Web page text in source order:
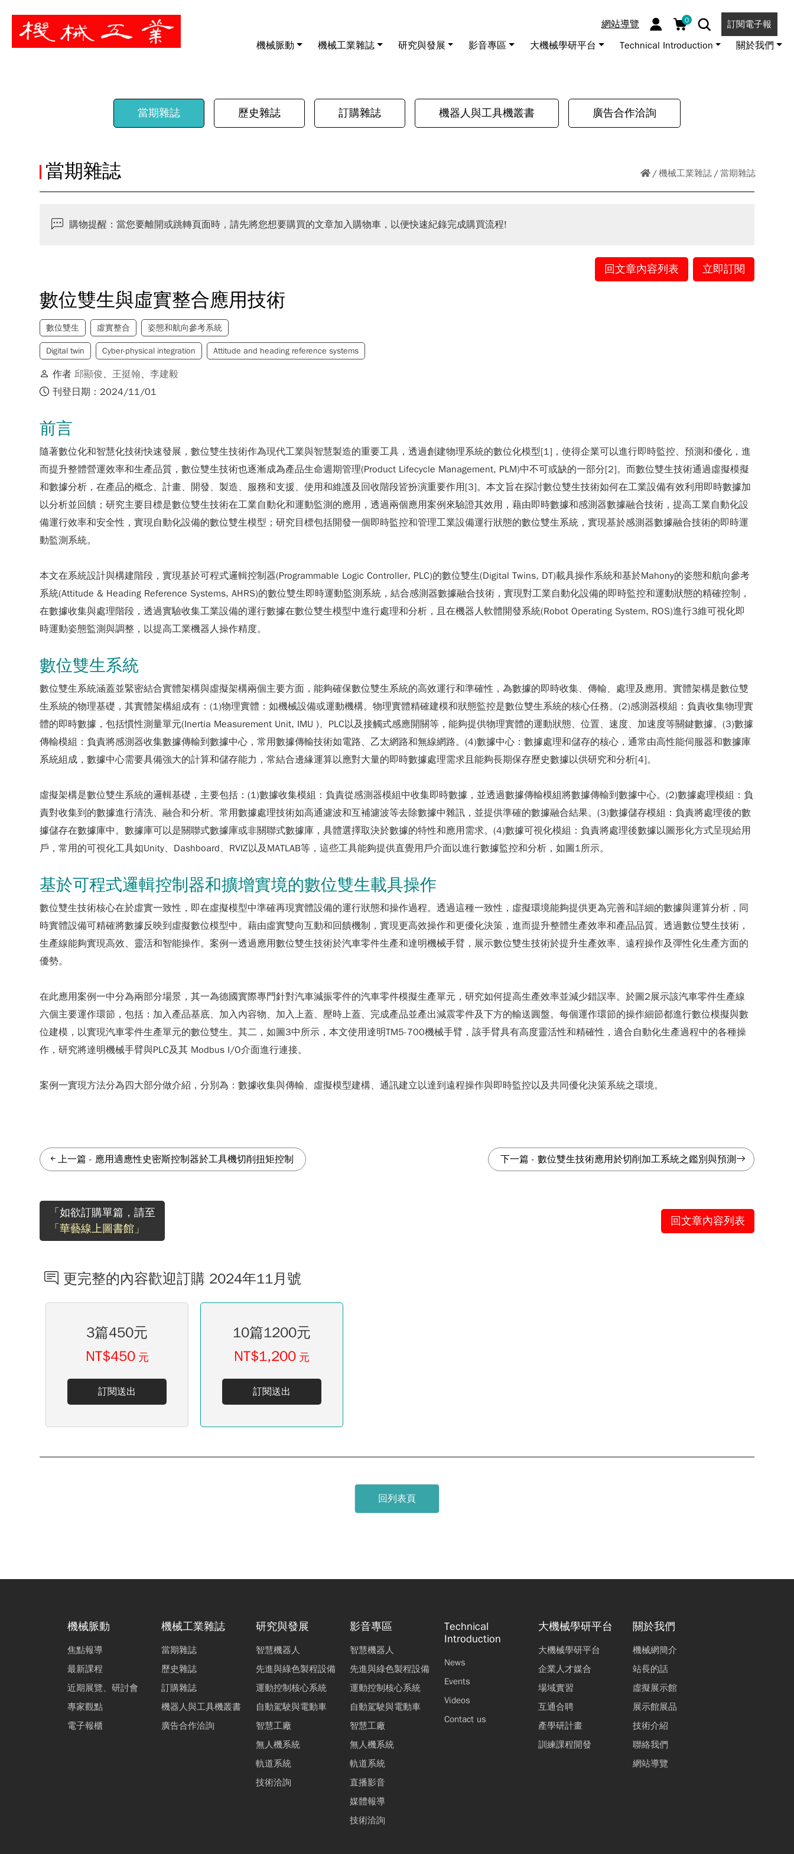
網站導覽 0 訂閱電子報
機械脈動 機械工業雜誌 研究與發展 影音專區 大機械學研平台 Technical Introduction 關於我們
暫停
當期雜誌 歷史雜誌 訂購雜誌 機器人與工具機叢書 廣告合作洽詢
機械工業雜誌 當期雜誌
當期雜誌
購物提醒：當您要離開或跳轉頁面時，請先將您想要購買的文章加入購物車，以便快速紀錄完成購買流程!
回文章內容列表 立即訂閱
數位雙生與虛實整合應用技術
數位雙生 虛實整合 姿態和航向參考系統
Digital twin Cyber-physical integration Attitude and heading reference systems
作者邱顯俊、王挺翰、李建毅
刊登日期：2024/11/01
前言
隨著數位化和智慧化技術快速發展，數位雙生技術作為現代工業與智慧製造的重要工具，透過創建物理系統的數位化模型[1]，使得企業可以進行即時監控、預測和優化，進
而提升整體營運效率和生產品質，數位雙生技術也逐漸成為產品生命週期管理(Product Lifecycle Management, PLM)中不可或缺的一部分[2]。而數位雙生技術通過虛擬模擬
和數據分析，在產品的概念、計畫、開發、製造、服務和支援、使用和維護及回收階段皆扮演重要作用[3]。本文旨在探討數位雙生技術如何在工業設備有效利用即時數據加
以分析並回饋；研究主要目標是數位雙生技術在工業自動化和運動監測的應用，透過兩個應用案例來驗證其效用，藉由即時數據和感測器數據融合技術，提高工業自動化設
備運行效率和安全性，實現自動化設備的數位雙生模型；研究目標包括開發一個即時監控和管理工業設備運行狀態的數位雙生系統，實現基於感測器數據融合技術的即時運
動監測系統。
本文在系統設計與構建階段，實現基於可程式邏輯控制器(Programmable Logic Controller, PLC)的數位雙生(Digital Twins, DT)載具操作系統和基於Mahony的姿態和航向參考
系統(Attitude & Heading Reference Systems, AHRS)的數位雙生即時運動監測系統，結合感測器數據融合技術，實現對工業自動化設備的即時監控和運動狀態的精確控制，
在數據收集與處理階段，透過實驗收集工業設備的運行數據在數位雙生模型中進行處理和分析，且在機器人軟體開發系統(Robot Operating System, ROS)進行3維可視化即
時運動姿態監測與調整，以提高工業機器人操作精度。
數位雙生系統
數位雙生系統涵蓋並緊密結合實體架構與虛擬架構兩個主要方面，能夠確保數位雙生系統的高效運行和準確性，為數據的即時收集、傳輸、處理及應用。實體架構是數位雙
生系統的物理基礎，其實體架構組成有：(1)物理實體：如機械設備或運動機構。物理實體精確建模和狀態監控是數位雙生系統的核心任務。(2)感測器模組：負責收集物理實
體的即時數據，包括慣性測量單元(Inertia Measurement Unit, IMU )、PLC以及接觸式感應開關等，能夠提供物理實體的運動狀態、位置、速度、加速度等關鍵數據。(3)數據
傳輸模組：負責將感測器收集數據傳輸到數據中心，常用數據傳輸技術如電路、乙太網路和無線網路。(4)數據中心：數據處理和儲存的核心，通常由高性能伺服器和數據庫
系統組成，數據中心需要具備強大的計算和儲存能力，常結合邊緣運算以應對大量的即時數據處理需求且能夠長期保存歷史數據以供研究和分析[4]。
虛擬架構是數位雙生系統的邏輯基礎，主要包括：(1)數據收集模組：負責從感測器模組中收集即時數據，並透過數據傳輸模組將數據傳輸到數據中心。(2)數據處理模組：負
責對收集到的數據進行清洗、融合和分析。常用數據處理技術如高通濾波和互補濾波等去除數據中雜訊，並提供準確的數據融合結果。(3)數據儲存模組：負責將處理後的數
據儲存在數據庫中。數據庫可以是關聯式數據庫或非關聯式數據庫，具體選擇取決於數據的特性和應用需求。(4)數據可視化模組：負責將處理後數據以圖形化方式呈現給用
戶，常用的可視化工具如Unity、Dashboard、RVIZ以及MATLAB等，這些工具能夠提供直覺用戶介面以進行數據監控和分析，如圖1所示。
基於可程式邏輯控制器和擴增實境的數位雙生載具操作
數位雙生技術核心在於虛實一致性，即在虛擬模型中準確再現實體設備的運行狀態和操作過程。透過這種一致性，虛擬環境能夠提供更為完善和詳細的數據與運算分析，同
時實體設備可精確將數據反映到虛擬數位模型中。藉由虛實雙向互動和回饋機制，實現更高效操作和更優化決策，進而提升整體生產效率和產品品質。透過數位雙生技術，
生產線能夠實現高效、靈活和智能操作。案例一透過應用數位雙生技術於汽車零件生產和達明機械手臂，展示數位雙生技術於提升生產效率、遠程操作及彈性化生產方面的
優勢。
在此應用案例一中分為兩部分場景，其一為德國實際專門針對汽車減振零件的汽車零件模擬生產單元，研究如何提高生產效率並減少錯誤率。於圖2展示該汽車零件生產線
六個主要運作環節，包括：加入產品基底、加入內容物、加入上蓋、壓時上蓋、完成產品並產出減震零件及下方的輸送圓盤。每個運作環節的操作細節都進行數位模擬與數
位建模，以實現汽車零件生產單元的數位雙生。其二，如圖3中所示，本文使用達明TM5-700機械手臂，該手臂具有高度靈活性和精確性，適合自動化生產過程中的各種操
作，研究將達明機械手臂與PLC及其 Modbus I/O介面進行連接。
案例一實現方法分為四大部分做介紹，分別為：數據收集與傳輸、虛擬模型建構、通訊建立以達到遠程操作與即時監控以及共同優化決策系統之環境。
上一篇 - 應用適應性史密斯控制器於工具機切削扭矩控制 下一篇 - 數位雙生技術應用於切削加工系統之鑑別與預測
「如欲訂購單篇，請至
「華藝線上圖書館」
回文章內容列表
更完整的內容歡迎訂購 2024年11月號
3篇450元
NT$450 元
訂閱送出
10篇1200元
NT$1,200 元
訂閱送出
回列表頁
機械脈動
焦點報導
最新課程
近期展覽、研討會
專家觀點
電子報櫃
機械工業雜誌
當期雜誌
歷史雜誌
訂購雜誌
機器人與工具機叢書
廣告合作洽詢
研究與發展
智慧機器人
先進與綠色製程設備
運動控制核心系統
自動駕駛與電動車
智慧工廠
無人機系統
軌道系統
技術洽詢
影音專區
智慧機器人
先進與綠色製程設備
運動控制核心系統
自動駕駛與電動車
智慧工廠
無人機系統
軌道系統
直播影音
媒體報導
技術洽詢
Technical
Introduction
News
Events
Videos
Contact us
大機械學研平台
大機械學研平台
企業人才媒合
場域實習
互通合聘
產學研計畫
訓練課程開發
關於我們
機械網簡介
站長的話
虛擬展示館
展示館展品
技術介紹
聯絡我們
網站導覽